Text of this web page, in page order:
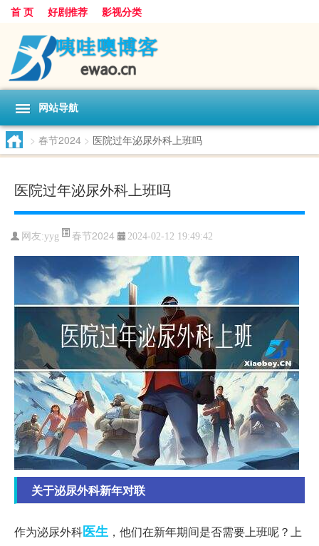
首 页 好剧推荐 影视分类
网站导航
> 春节2024 > 医院过年泌尿外科上班吗
医院过年泌尿外科上班吗
网友:yyg 春节2024 2024-02-12 19:49:42
关于泌尿外科新年对联
作为泌尿外科医生 ，他们在新年期间是否需要上班呢？上